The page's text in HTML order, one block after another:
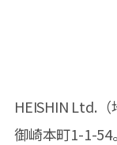
HEISHIN Ltd.
御崎本町1-1-